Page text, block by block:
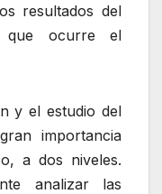
resultados del
ocurre el
y el estudio del
importancia
a dos niveles.
analizar las